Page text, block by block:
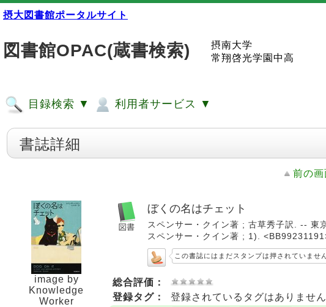
摂大図書館ポータルサイト
図書館OPAC(蔵書検索)
摂南大学
常翔啓光学園中高
目録検索 ▼ 利用者サービス ▼
書誌詳細
前の画
image by
Knowledge
Worker
ぼくの名はチェット
スペンサー・クイン著 ; 古草秀子訳. --
スペンサー・クイン著 ; 1).
この書誌にはまだスタンプは押されていませ
総合評価：
登録タグ：
登録されているタグはありません